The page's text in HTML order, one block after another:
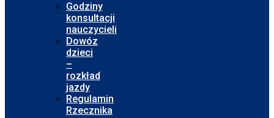
Godziny
konsultacji
nauczycieli
Dowóz
dzieci
–
rozkład
jazdy
Regulamin
Rzecznika